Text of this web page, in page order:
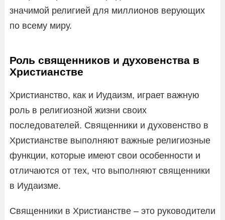
значимой религией для миллионов верующих
по всему миру.
Роль священников и духовенства в
Христианстве
Христианство, как и Иудаизм, играет важную
роль в религиозной жизни своих
последователей. Священники и духовенство в
Христианстве выполняют важные религиозные
функции, которые имеют свои особенности и
отличаются от тех, что выполняют священники
в Иудаизме.
Священники в Христианстве – это руководители